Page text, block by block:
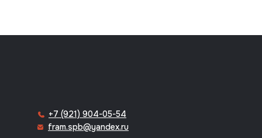
+7 (921) 904-05-54
fram.spb@yandex.ru